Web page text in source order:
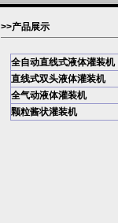
>>产品展示
全自动直线式液体灌装机
直线式双头液体灌装机
全气动液体灌装机
颗粒酱状灌装机